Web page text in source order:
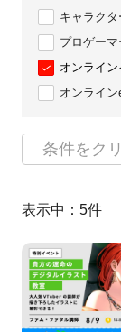
キャラクタ
プロゲーマ
オンライン
オンライン
条件をク
表示中： 5件